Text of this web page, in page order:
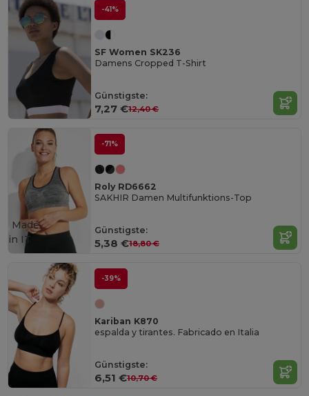
-41%
SF Women SK236
Damens Cropped T-Shirt
Günstigste:
7,27 €12,40 €
-71%
Roly RD6662
SAKHIR Damen Multifunktions-Top
Günstigste:
5,38 €18,80 €
Made
in IT
-39%
Kariban K870
espalda y tirantes. Fabricado en Italia
Günstigste:
6,51 €10,70 €